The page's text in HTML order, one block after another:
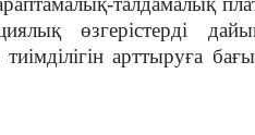
өзгерістерді
арттыруға